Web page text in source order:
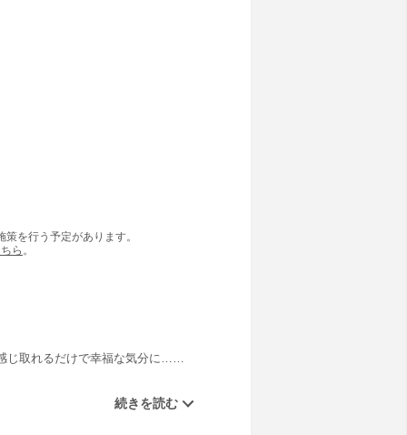
を行う予定があります。
ら 。
じ取れるだけで幸福な気分に……